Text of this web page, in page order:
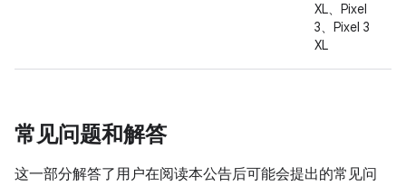
XL、Pixel
3、Pixel 3
XL
常见问题和解答
这一部分解答了用户在阅读本公告后可能会提出的常见问